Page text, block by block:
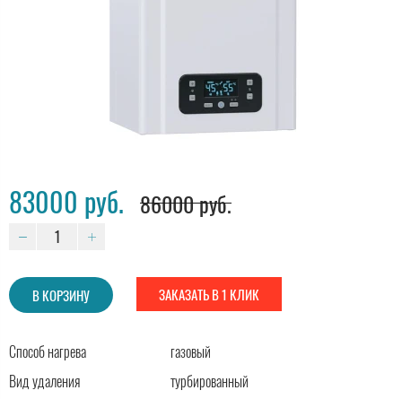
83000 руб. 86000 руб.
В КОРЗИНУ ЗАКАЗАТЬ В 1 КЛИК
Способ нагрева
газовый
Вид удаления
турбированный